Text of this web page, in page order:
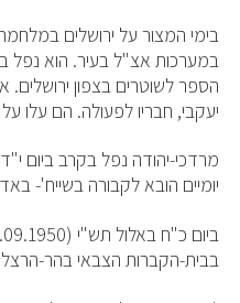
בימי המצור על ירושלים
במערכות אצ"ל בעיר. הוא נפל
הספר לשוטרים בצפון ירושלים.
יעקבי, חבריו לפעולה. הם עלו
יומיים הובא לקבורה בשייח'-
בבית-הקברות הצבאי בהר-הרצל